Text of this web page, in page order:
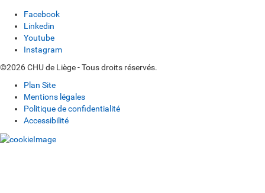
Facebook
Linkedin
Youtube
Instagram
©2026 CHU de Liège - Tous droits réservés.
Plan Site
Mentions légales
Politique de confidentialité
Accessibilité